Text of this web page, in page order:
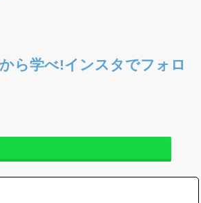
ら学べ!インスタでフォロ